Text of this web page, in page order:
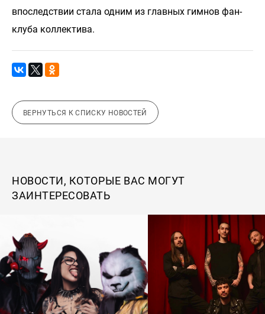
впоследствии стала одним из главных гимнов фан-
клуба коллектива.
ВЕРНУТЬСЯ К СПИСКУ НОВОСТЕЙ
НОВОСТИ, КОТОРЫЕ ВАС МОГУТ
ЗАИНТЕРЕСОВАТЬ